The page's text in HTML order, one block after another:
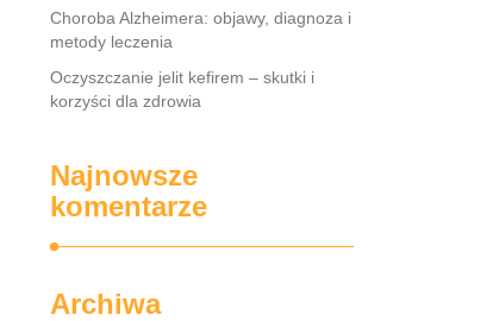
Choroba Alzheimera: objawy, diagnoza i
metody leczenia
Oczyszczanie jelit kefirem – skutki i
korzyści dla zdrowia
Najnowsze
komentarze
Archiwa